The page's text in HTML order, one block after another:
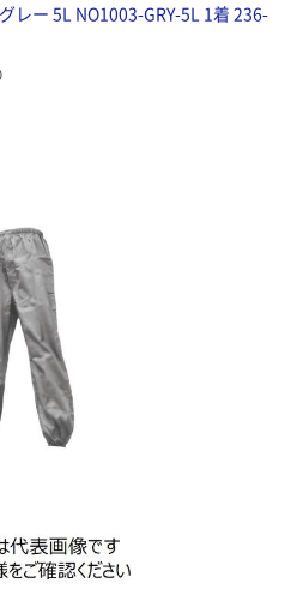
レー 5L NO1003-GRY-5L 1着 236-